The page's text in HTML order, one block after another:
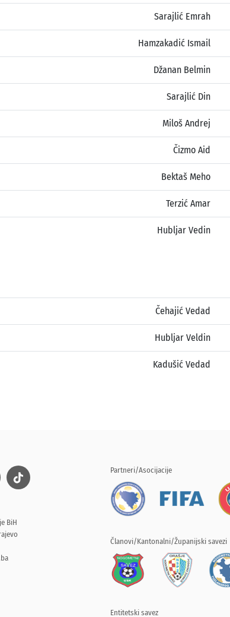
Sarajlić Emrah
Hamzakadić Ismail
Džanan Belmin
Sarajlić Din
Miloš Andrej
Čizmo Aid
Bektaš Meho
Terzić Amar
Hubljar Vedin
Čehajić Vedad
Hubljar Veldin
Kadušić Vedad
BiH
Partneri/Asocijacije
Članovi/Kantonalni/Županijski savezi
Entitetski savez